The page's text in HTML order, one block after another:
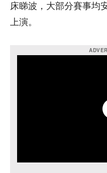
床睇波，大部分賽事均
上演。